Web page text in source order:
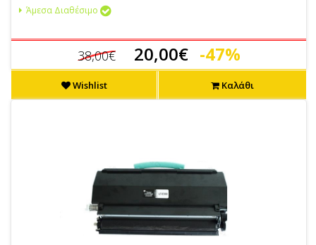
Άμεσα Διαθέσιμο
38,00€ 20,00€ -47%
Wishlist Καλάθι